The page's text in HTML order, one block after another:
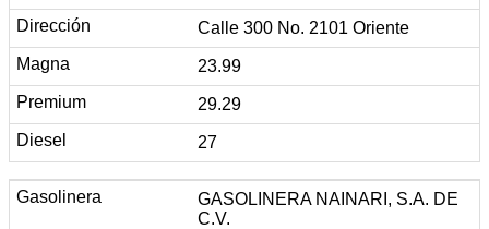
Calle 300 No. 2101 Oriente
23.99
29.29
27
GASOLINERA NAINARI, S.A. DE
C.V.